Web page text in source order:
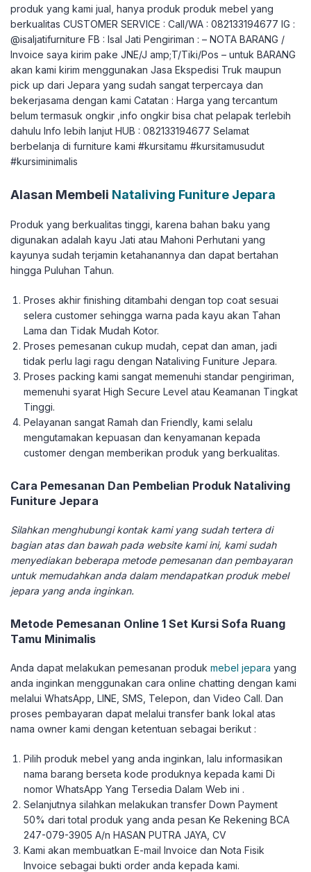
produk yang kami jual, hanya produk produk mebel yang
berkualitas CUSTOMER SERVICE : Call/WA : 082133194677 IG :
@isaljatifurniture FB : Isal Jati Pengiriman : – NOTA BARANG /
Invoice saya kirim pake JNE/J amp;T/Tiki/Pos – untuk BARANG
akan kami kirim menggunakan Jasa Ekspedisi Truk maupun
pick up dari Jepara yang sudah sangat terpercaya dan
bekerjasama dengan kami Catatan : Harga yang tercantum
belum termasuk ongkir ,info ongkir bisa chat pelapak terlebih
dahulu Info lebih lanjut HUB : 082133194677 Selamat
berbelanja di furniture kami #kursitamu #kursitamusudut
#kursiminimalis
Alasan Membeli Nataliving Funiture Jepara
Produk yang berkualitas tinggi, karena bahan baku yang
digunakan adalah kayu Jati atau Mahoni Perhutani yang
kayunya sudah terjamin ketahanannya dan dapat bertahan
hingga Puluhan Tahun.
Proses akhir finishing ditambahi dengan top coat sesuai
selera customer sehingga warna pada kayu akan Tahan
Lama dan Tidak Mudah Kotor.
Proses pemesanan cukup mudah, cepat dan aman, jadi
tidak perlu lagi ragu dengan Nataliving Funiture Jepara.
Proses packing kami sangat memenuhi standar pengiriman,
memenuhi syarat High Secure Level atau Keamanan Tingkat
Tinggi.
Pelayanan sangat Ramah dan Friendly, kami selalu
mengutamakan kepuasan dan kenyamanan kepada
customer dengan memberikan produk yang berkualitas.
Cara Pemesanan Dan Pembelian Produk Nataliving
Funiture Jepara
Silahkan menghubungi kontak kami yang sudah tertera di
bagian atas dan bawah pada website kami ini, kami sudah
menyediakan beberapa metode pemesanan dan pembayaran
untuk memudahkan anda dalam mendapatkan produk mebel
jepara yang anda inginkan.
Metode Pemesanan Online 1 Set Kursi Sofa Ruang
Tamu Minimalis
Anda dapat melakukan pemesanan produk mebel jepara yang
anda inginkan menggunakan cara online chatting dengan kami
melalui WhatsApp, LINE, SMS, Telepon, dan Video Call. Dan
proses pembayaran dapat melalui transfer bank lokal atas
nama owner kami dengan ketentuan sebagai berikut :
Pilih produk mebel yang anda inginkan, lalu informasikan
nama barang berseta kode produknya kepada kami Di
nomor WhatsApp Yang Tersedia Dalam Web ini .
Selanjutnya silahkan melakukan transfer Down Payment
50% dari total produk yang anda pesan Ke Rekening BCA
247-079-3905 A/n HASAN PUTRA JAYA, CV
Kami akan membuatkan E-mail Invoice dan Nota Fisik
Invoice sebagai bukti order anda kepada kami.